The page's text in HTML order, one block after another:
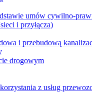
umów cywilno-
i przyłącza)
i przebudową
drogowym
z usług